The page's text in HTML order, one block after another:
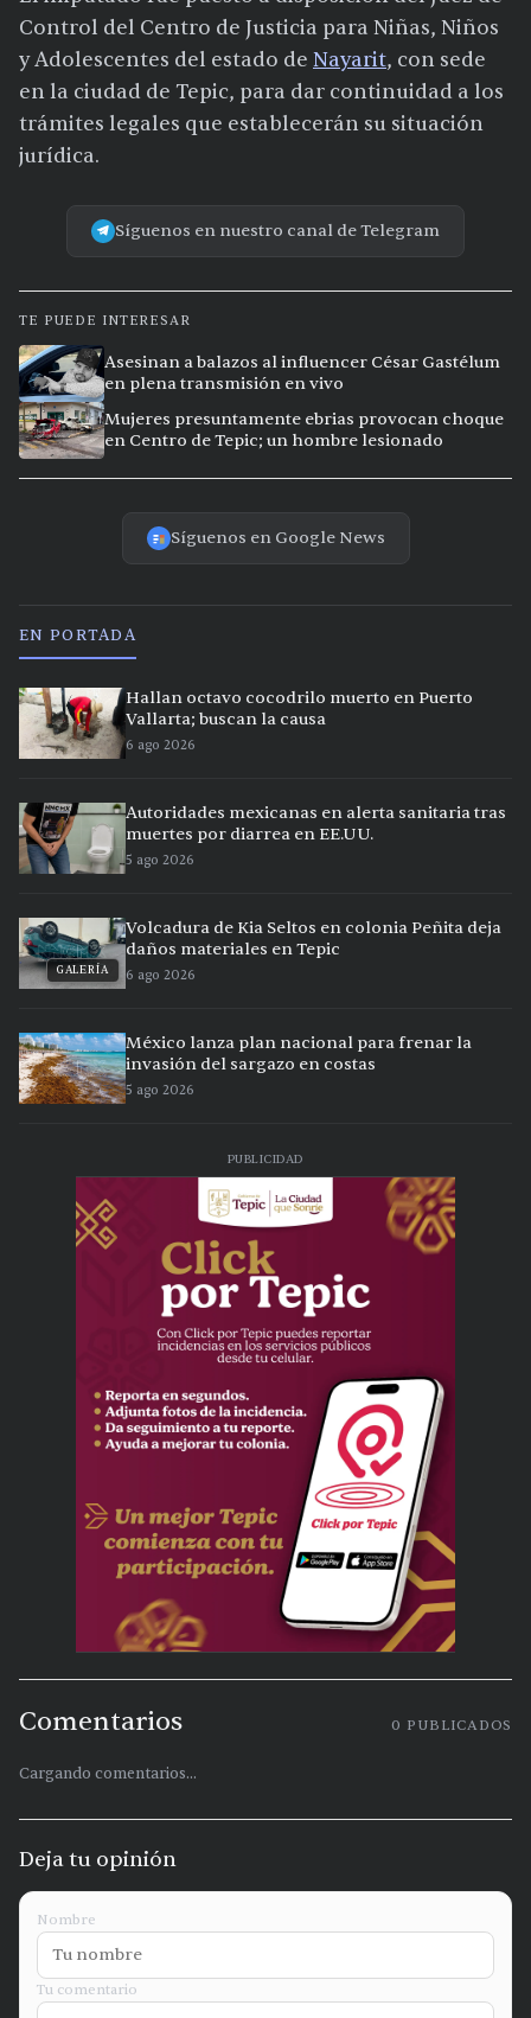
Control del Centro de Justicia para Niñas, Niños
y Adolescentes del estado de Nayarit, con sede
en la ciudad de Tepic, para dar continuidad a los
trámites legales que establecerán su situación
jurídica.
Síguenos en nuestro canal de Telegram
TE PUEDE INTERESAR
Asesinan a balazos al influencer César Gastélum
en plena transmisión en vivo
Mujeres presuntamente ebrias provocan choque
en Centro de Tepic; un hombre lesionado
Síguenos en Google News
EN PORTADA
Hallan octavo cocodrilo muerto en Puerto
Vallarta; buscan la causa
6 ago 2026
Autoridades mexicanas en alerta sanitaria tras
muertes por diarrea en EE.UU.
5 ago 2026
GALERÍA
Volcadura de Kia Seltos en colonia Peñita deja
daños materiales en Tepic
6 ago 2026
México lanza plan nacional para frenar la
invasión del sargazo en costas
5 ago 2026
PUBLICIDAD
Comentarios 0 PUBLICADOS
Cargando comentarios...
Deja tu opinión
Nombre
Tu comentario